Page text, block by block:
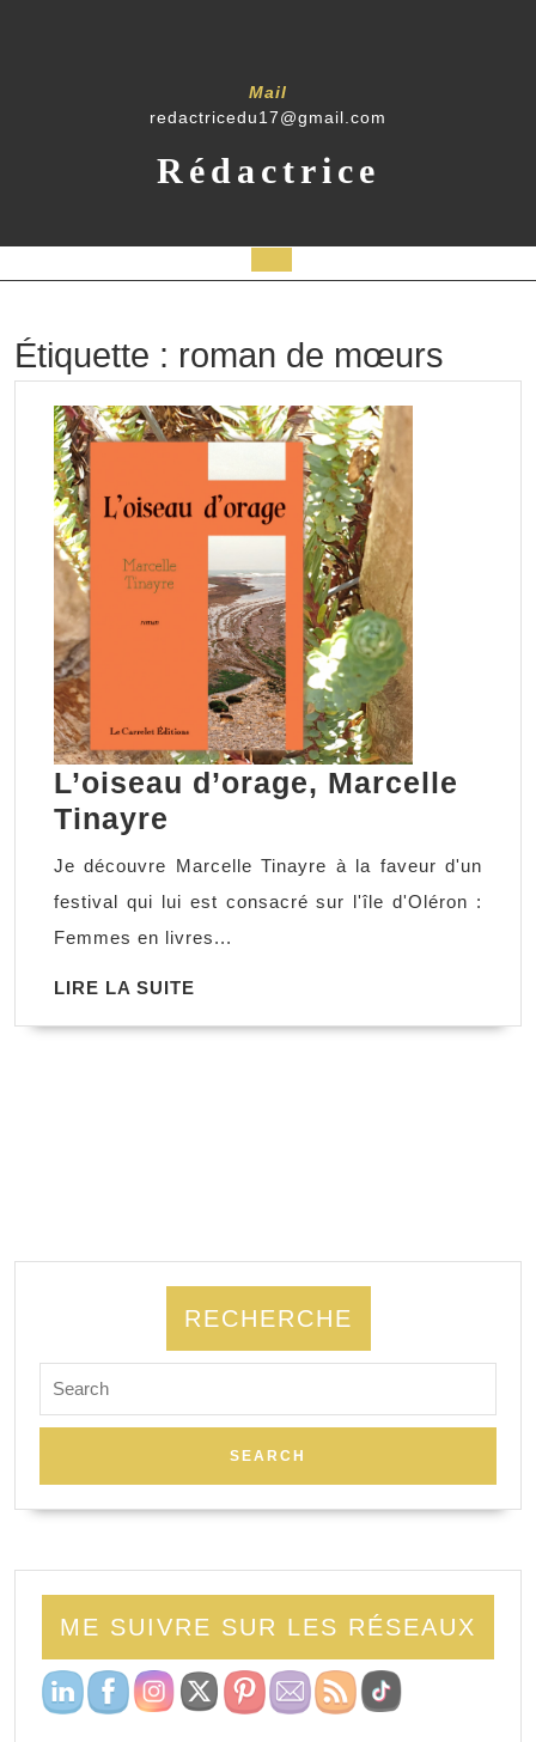
Mail
redactricedu17@gmail.com
Rédactrice
Button
Étiquette : roman de mœurs
L’oiseau d’orage, Marcelle
Tinayre
d’orage,
Marcelle
Tinayre
Je découvre Marcelle Tinayre à la faveur d'un
festival qui lui est consacré sur l'île d'Oléron :
Femmes en livres...
LIRE LA SUITE
RECHERCHE
for:
ME SUIVRE SUR LES RÉSEAUX